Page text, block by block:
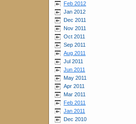
Feb 2012
Jan 2012
Dec 2011
Nov 2011
Oct 2011
Sep 2011
Aug 2011
Jul 2011
Jun 2011
May 2011
Apr 2011
Mar 2011
Feb 2011
Jan 2011
Dec 2010